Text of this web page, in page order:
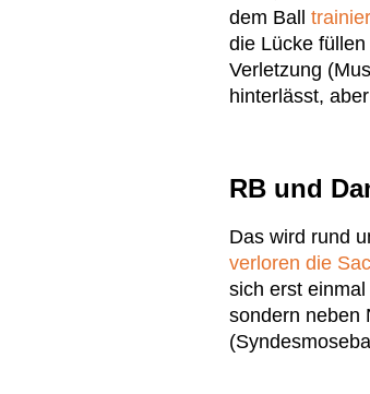
dem Ball
die Lücke
Verletzung
hinterlässt,
RB und
Das wird rund
verloren die
sich erst
sondern neben